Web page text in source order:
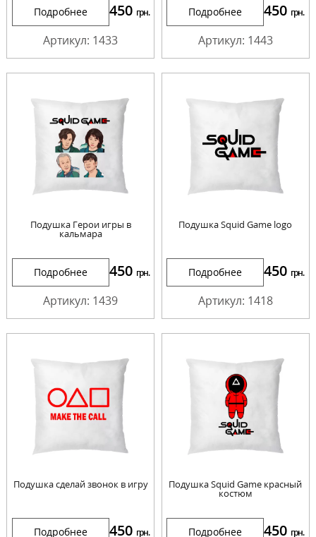
Подробнее 450 грн.
Артикул: 1433
Подробнее 450 грн.
Артикул: 1443
Подушка Герои игры в
кальмара
Подробнее 450 грн.
Артикул: 1439
Подушка Squid Game logo
Подробнее 450 грн.
Артикул: 1418
Подушка сделай звонок в игру
Подробнее 450 грн.
Подушка Squid Game красный
костюм
Подробнее 450 грн.